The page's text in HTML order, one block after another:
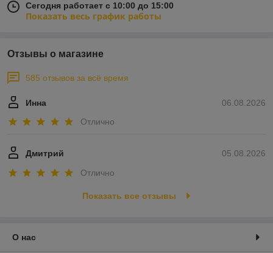
Сегодня работает с 10:00 до 15:00
Показать весь график работы
Отзывы о магазине
585 отзывов за всё время
06.08.2026
Инна
Отлично
05.08.2026
Дмитрий
Отлично
Показать все отзывы
О нас